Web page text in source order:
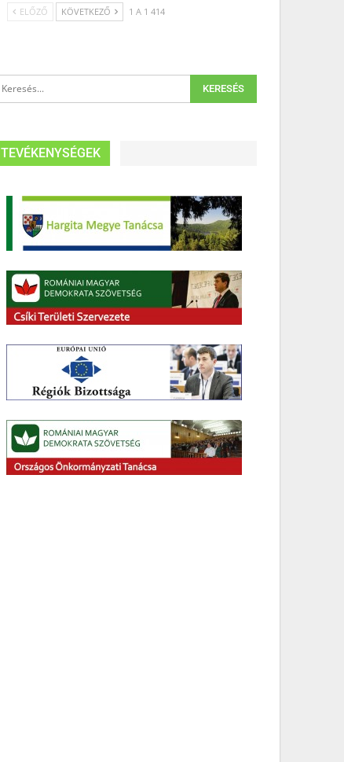
ELŐZŐ KÖVETKEZŐ 1 A 1 414
TEVÉKENYSÉGEK